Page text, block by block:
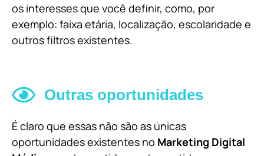
os interesses que você definir, como, por
exemplo: faixa etária, localização, escolaridade e
outros filtros existentes.
Outras oportunidades
É claro que essas não são as únicas
oportunidades existentes no Marketing Digital